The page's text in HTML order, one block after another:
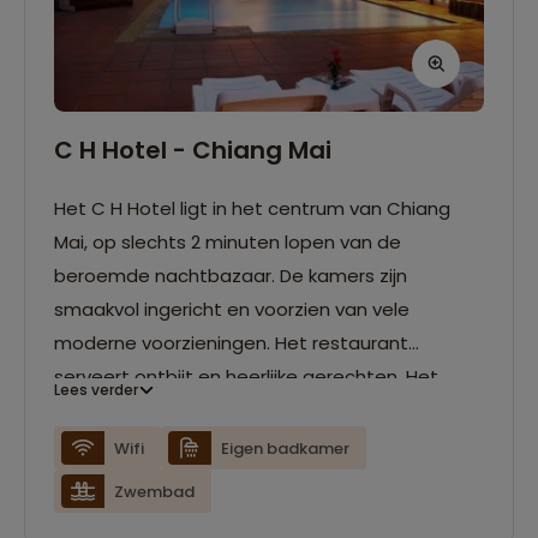
C H Hotel - Chiang Mai
Het C H Hotel ligt in het centrum van Chiang
Mai, op slechts 2 minuten lopen van de
beroemde nachtbazaar. De kamers zijn
smaakvol ingericht en voorzien van vele
moderne voorzieningen. Het restaurant
serveert ontbijt en heerlijke gerechten. Het
Lees verder
Wifi
Eigen badkamer
Zwembad